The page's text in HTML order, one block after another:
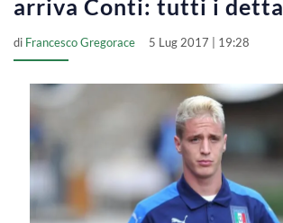
arriva Conti: tutti i
di Francesco Gregorace 5 Lug 2017 | 19:28